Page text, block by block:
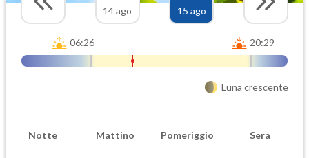
14 ago
15 ago
06:26 20:29
Luna crescente
Notte Mattino Pomeriggio Sera